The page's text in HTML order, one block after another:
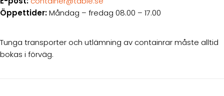
Öppettider:Måndag – fredag 08.00 – 17.00
Tunga transporter och utlämning av containrar måste alltid
bokas i förväg.